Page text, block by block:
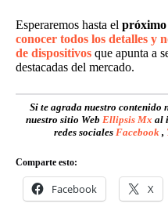
Esperaremos hasta el próximo
conocer todos los detalles y
de dispositivos que apunta a
destacadas del mercado.
Si te agrada nuestro contenido
nuestro sitio Web Ellipsis Mx al
redes socialesFacebook ,
Comparte esto:
Facebook X